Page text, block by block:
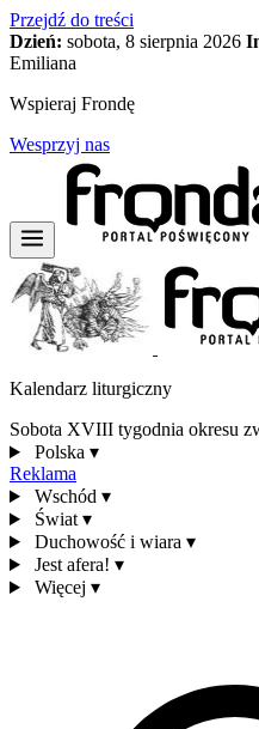
Przejdź do treści
Dzień: sobota, 8 sierpnia 2026
Emiliana
Wspieraj Frondę
Wesprzyj nas
Kalendarz liturgiczny
Sobota XVIII tygodnia okresu
Polska ▾
Reklama
Wschód ▾
Świat ▾
Duchowość i wiara ▾
Jest afera! ▾
Więcej ▾